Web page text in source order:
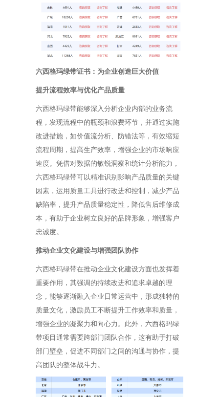
六西格玛绿带证书：为企业创造巨大价值
提升流程效率与优化产品质量
六西格玛绿带能够深入分析企业内部的业务流
程，发现流程中的瓶颈和浪费环节，并通过实施
改进措施，如价值流分析、防错法等，有效缩短
流程周期，提高生产效率，增强企业的市场响应
速度。凭借对数据的敏锐洞察和统计分析能力，
六西格玛绿带可以精准识别影响产品质量的关键
因素，运用质量工具进行改进和控制，减少产品
缺陷率，提升产品质量稳定性，降低售后维修成
本，有助于企业树立良好的品牌形象，增强客户
忠诚度。
推动企业文化建设与增强团队协作
六西格玛绿带在推动企业文化建设方面也发挥着
重要作用，其强调的持续改进和追求卓越的理
念，能够逐渐融入企业日常运营中，形成独特的
质量文化，激励员工不断提升工作效率和质量，
增强企业的凝聚力和向心力。此外，六西格玛绿
带项目通常需要跨部门团队合作，这有助于打破
部门壁垒，促进不同部门之间的沟通与协作，提
高团队的整体战斗力。